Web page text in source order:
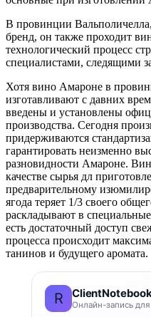
В провинции Вальполичелла,
бренд, он также проходит
технологический процесс
специалистами, следящими
Хотя вино Амароне в
изготавливают с давних
введены и установлены
производства. Сегодня
придерживаются
гарантировать неизменно
разновидности Амароне.
качестве сырья дл
предварительному
ягода теряет 1/3 своего
раскладывают в
есть достаточный доступ
процесса происходит
танинов и будущего аромата.
R Онлайн-запись